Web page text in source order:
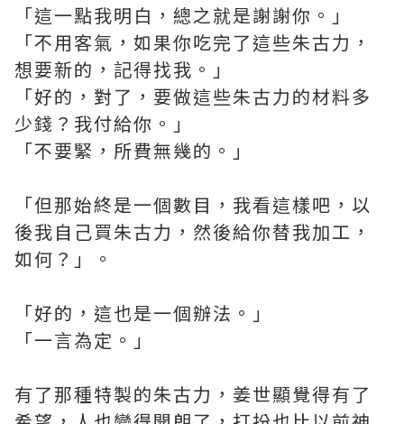
「這一點我明白，總之就是謝謝你。」
「不用客氣，如果你吃完了這些朱古力，
想要新的，記得找我。」
「好的，對了，要做這些朱古力的材料多
少錢？我付給你。」
「不要緊，所費無幾的。」
「但那始終是一個數目，我看這樣吧，以
後我自己買朱古力，然後給你替我加工，
如何？」。
「好的，這也是一個辦法。」
「一言為定。」
有了那種特製的朱古力，姜世顯覺得有了